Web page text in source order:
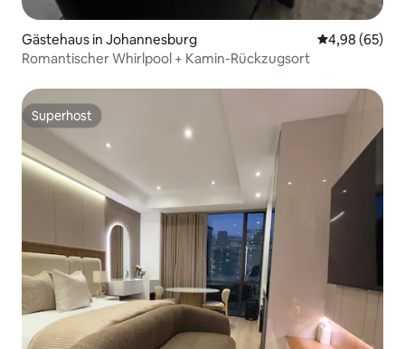
Gästehaus in Johannesburg
4,98 (65)
Romantischer Whirlpool + Kamin-Rückzugsort
Superhost
Superhost